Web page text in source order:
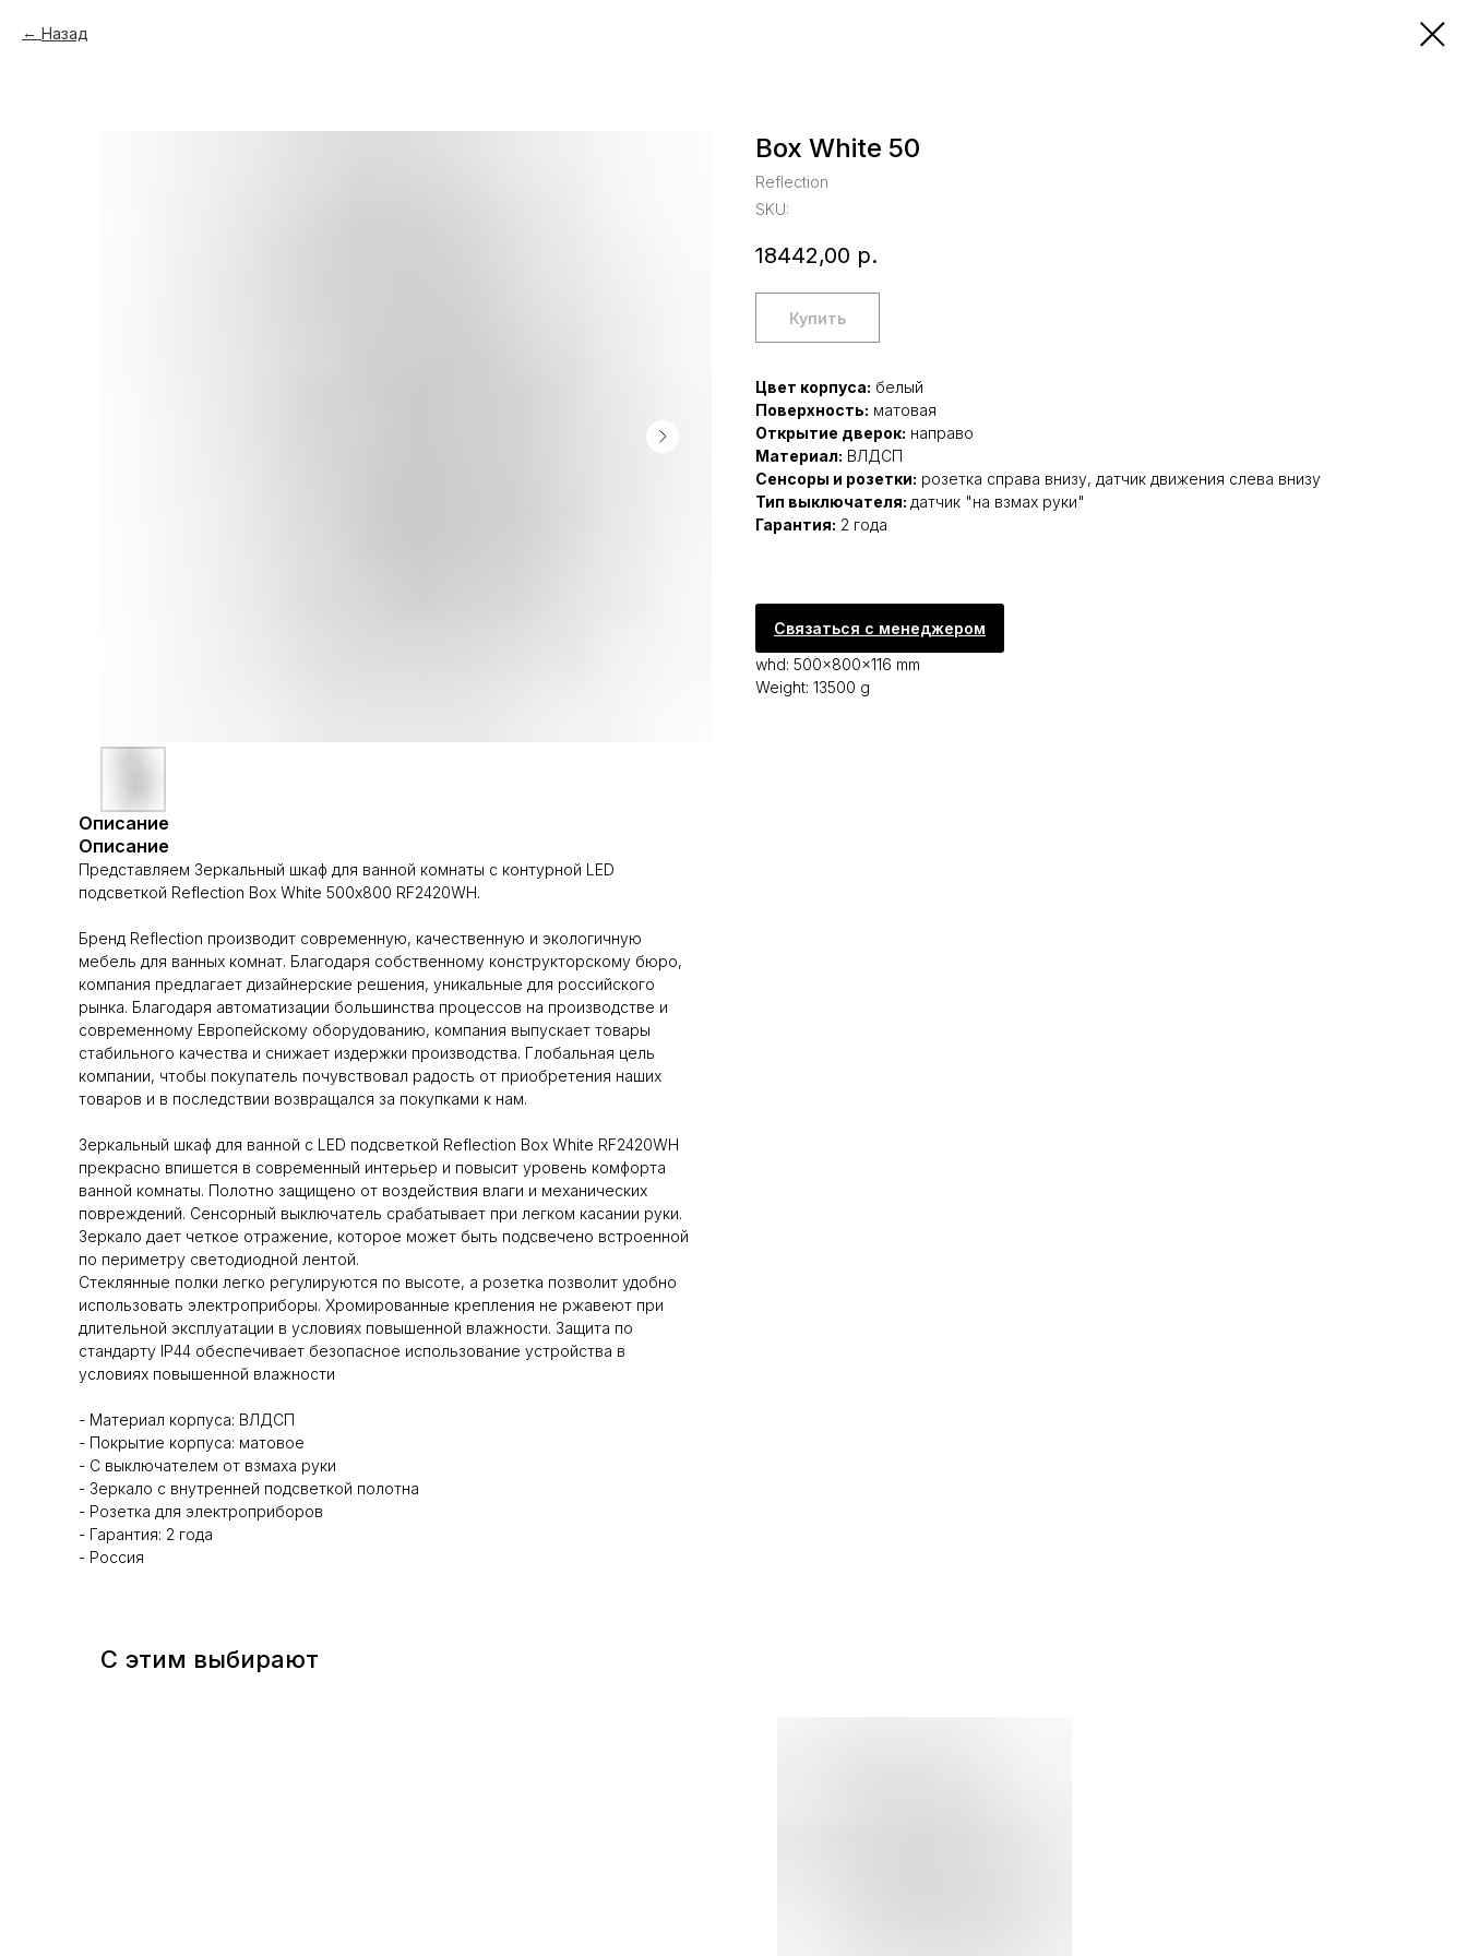
Назад
Box White 50
Reflection
SKU:
18442,00 р.
Купить
Цвет корпуса: белый
Поверхность: матовая
Открытие дверок: направо
Материал: ВЛДСП
Сенсоры и розетки: розетка справа внизу, датчик движения слева внизу
Тип выключателя: датчик "на взмах руки"
Гарантия: 2 года
Связаться с менеджером
whd: 500x800x116 mm
Weight: 13500 g
Описание
Описание
Представляем Зеркальный шкаф для ванной комнаты с контурной LED
подсветкой Reflection Box White 500х800 RF2420WH.
Бренд Reflection производит современную, качественную и экологичную
мебель для ванных комнат. Благодаря собственному конструкторскому бюро,
компания предлагает дизайнерские решения, уникальные для российского
рынка. Благодаря автоматизации большинства процессов на производстве и
современному Европейскому оборудованию, компания выпускает товары
стабильного качества и снижает издержки производства. Глобальная цель
компании, чтобы покупатель почувствовал радость от приобретения наших
товаров и в последствии возвращался за покупками к нам.
Зеркальный шкаф для ванной с LED подсветкой Reflection Box White RF2420WH
прекрасно впишется в современный интерьер и повысит уровень комфорта
ванной комнаты. Полотно защищено от воздействия влаги и механических
повреждений. Сенсорный выключатель срабатывает при легком касании руки.
Зеркало дает четкое отражение, которое может быть подсвечено встроенной
по периметру светодиодной лентой.
Стеклянные полки легко регулируются по высоте, а розетка позволит удобно
использовать электроприборы. Хромированные крепления не ржавеют при
длительной эксплуатации в условиях повышенной влажности. Защита по
стандарту IP44 обеспечивает безопасное использование устройства в
условиях повышенной влажности
- Материал корпуса: ВЛДСП
- Покрытие корпуса: матовое
- С выключателем от взмаха руки
- Зеркало с внутренней подсветкой полотна
- Розетка для электроприборов
- Гарантия: 2 года
- Россия
С этим выбирают